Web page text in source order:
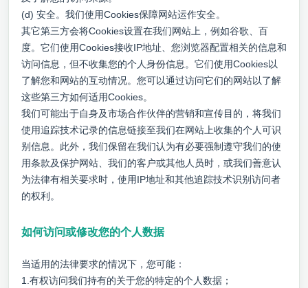
(d) 安全。我们使用Cookies保障网站运作安全。
其它第三方会将Cookies设置在我们网站上，例如谷歌、百
度。它们使用Cookies接收IP地址、您浏览器配置相关的信息和
访问信息，但不收集您的个人身份信息。它们使用Cookies以
了解您和网站的互动情况。您可以通过访问它们的网站以了解
这些第三方如何适用Cookies。
我们可能出于自身及市场合作伙伴的营销和宣传目的，将我们
使用追踪技术记录的信息链接至我们在网站上收集的个人可识
别信息。此外，我们保留在我们认为有必要强制遵守我们的使
用条款及保护网站、我们的客户或其他人员时，或我们善意认
为法律有相关要求时，使用IP地址和其他追踪技术识别访问者
的权利。
如何访问或修改您的个人数据
当适用的法律要求的情况下，您可能：
1.有权访问我们持有的关于您的特定的个人数据；